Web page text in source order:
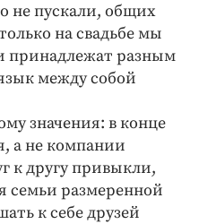
не пускали, общих
на свадьбе мы
принадлежат разным
между собой
значения: в конце
а не компании
к другу привыкли,
семьи размеренной
к себе друзей